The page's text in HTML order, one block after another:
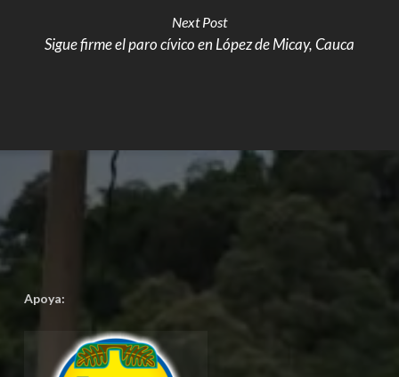
Next Post
Sigue firme el paro cívico en López de Micay, Cauca
Apoya: